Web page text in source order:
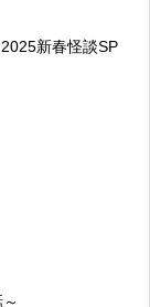
新春怪談SP